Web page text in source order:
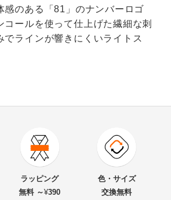
感のある「81」のナンバーロゴ
コールを使って仕上げた繊細な刺
でラインが響きにくいライトス
89
ラッピング
無料 ～¥390
色・サイズ
交換無料